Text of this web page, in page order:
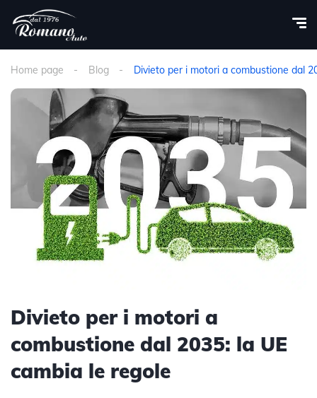
Home page Blog Divieto per i motori a combustione dal
Divieto per i motori a
combustione dal 2035: la UE
cambia le regole